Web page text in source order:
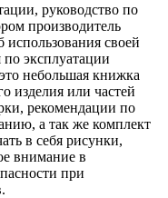
руководство по
производитель
использования своей
эксплуатации
небольшая книжка
изделия или частей
рекомендации по
а так же комплект
в себя рисунки,
внимание в
при